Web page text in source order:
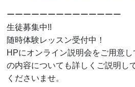
ーーーーーーーーーーーーーー
生徒募集中!!
随時体験レッスン受付中！
HPにオンライン説明会をご用意
の内容についても詳しくご説明し
くださいませ。